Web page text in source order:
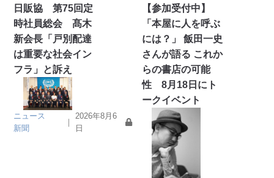
日販協 第75回定
時社員総会 髙木
新会長「戸別配達
は重要な社会イン
フラ」と訴え
ニュース
新聞
｜
2026年8月6
日
【参加受付中】
「本屋に人を呼ぶ
には？」 飯田一史
さんが語る これか
らの書店の可能
性 8月18日にト
ークイベント